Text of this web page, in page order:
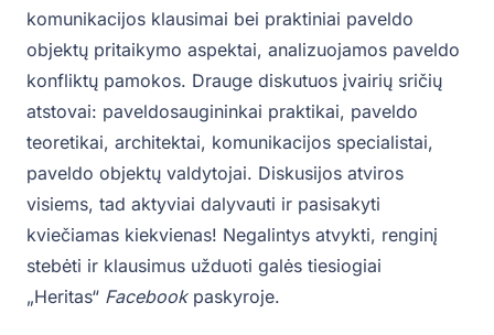
komunikacijos klausimai bei praktiniai paveldo
objektų pritaikymo aspektai, analizuojamos paveldo
konfliktų pamokos. Drauge diskutuos įvairių sričių
atstovai: paveldosaugininkai praktikai, paveldo
teoretikai, architektai, komunikacijos specialistai,
paveldo objektų valdytojai. Diskusijos atviros
visiems, tad aktyviai dalyvauti ir pasisakyti
kviečiamas kiekvienas! Negalintys atvykti, renginį
stebėti ir klausimus užduoti galės tiesiogiai
„Heritas“ Facebookpaskyroje.